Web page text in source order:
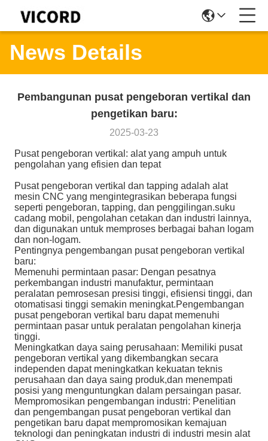
News Details
Pembangunan pusat pengeboran vertikal dan
pengetikan baru:
2025-03-23
Pusat pengeboran vertikal: alat yang ampuh untuk
pengolahan yang efisien dan tepat
Pusat pengeboran vertikal dan tapping adalah alat
mesin CNC yang mengintegrasikan beberapa fungsi
seperti pengeboran, tapping, dan penggilingan.suku
cadang mobil, pengolahan cetakan dan industri lainnya,
dan digunakan untuk memproses berbagai bahan logam
dan non-logam.
Pentingnya pengembangan pusat pengeboran vertikal
baru:
Memenuhi permintaan pasar: Dengan pesatnya
perkembangan industri manufaktur, permintaan
peralatan pemrosesan presisi tinggi, efisiensi tinggi, dan
otomatisasi tinggi semakin meningkat.Pengembangan
pusat pengeboran vertikal baru dapat memenuhi
permintaan pasar untuk peralatan pengolahan kinerja
tinggi.
Meningkatkan daya saing perusahaan: Memiliki pusat
pengeboran vertikal yang dikembangkan secara
independen dapat meningkatkan kekuatan teknis
perusahaan dan daya saing produk,dan menempati
posisi yang menguntungkan dalam persaingan pasar.
Mempromosikan pengembangan industri: Penelitian
dan pengembangan pusat pengeboran vertikal dan
pengetikan baru dapat mempromosikan kemajuan
teknologi dan peningkatan industri di industri mesin alat